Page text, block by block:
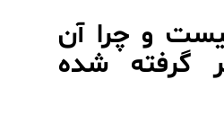
و چرا آن
گرفته شده